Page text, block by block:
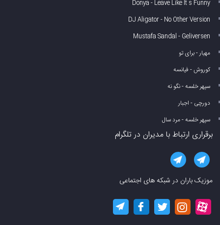
Donya - Leave Like It s Funny
DJ Aligator - No Other Version
Mustafa Sandal - Geliversen
مهیار - برای تو
کوروش - فیانسه
سپهر خلسه - نگو نه
دورچی - اجبار
سپهر خلسه - مرد سال
برقراری ارتباط با مدیران در تلگرام
موزیک باران در شبکه های اجتماعی